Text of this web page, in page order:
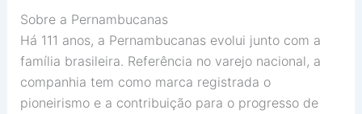
Sobre a Pernambucanas
Há 111 anos, a Pernambucanas evolui junto com a
família brasileira. Referência no varejo nacional, a
companhia tem como marca registrada o
pioneirismo e a contribuição para o progresso de